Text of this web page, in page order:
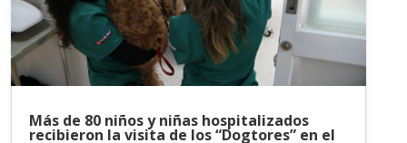
Más de 80 niños y niñas hospitalizados
recibieron la visita de los “Dogtores” en el